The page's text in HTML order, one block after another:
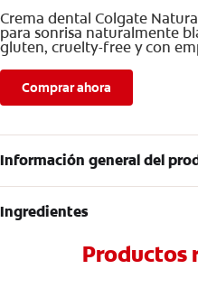
Crema dental Colgate
para sonrisa naturalmente
gluten, cruelty-free y con
Comprar ahora
Información general del
Ingredientes
Productos